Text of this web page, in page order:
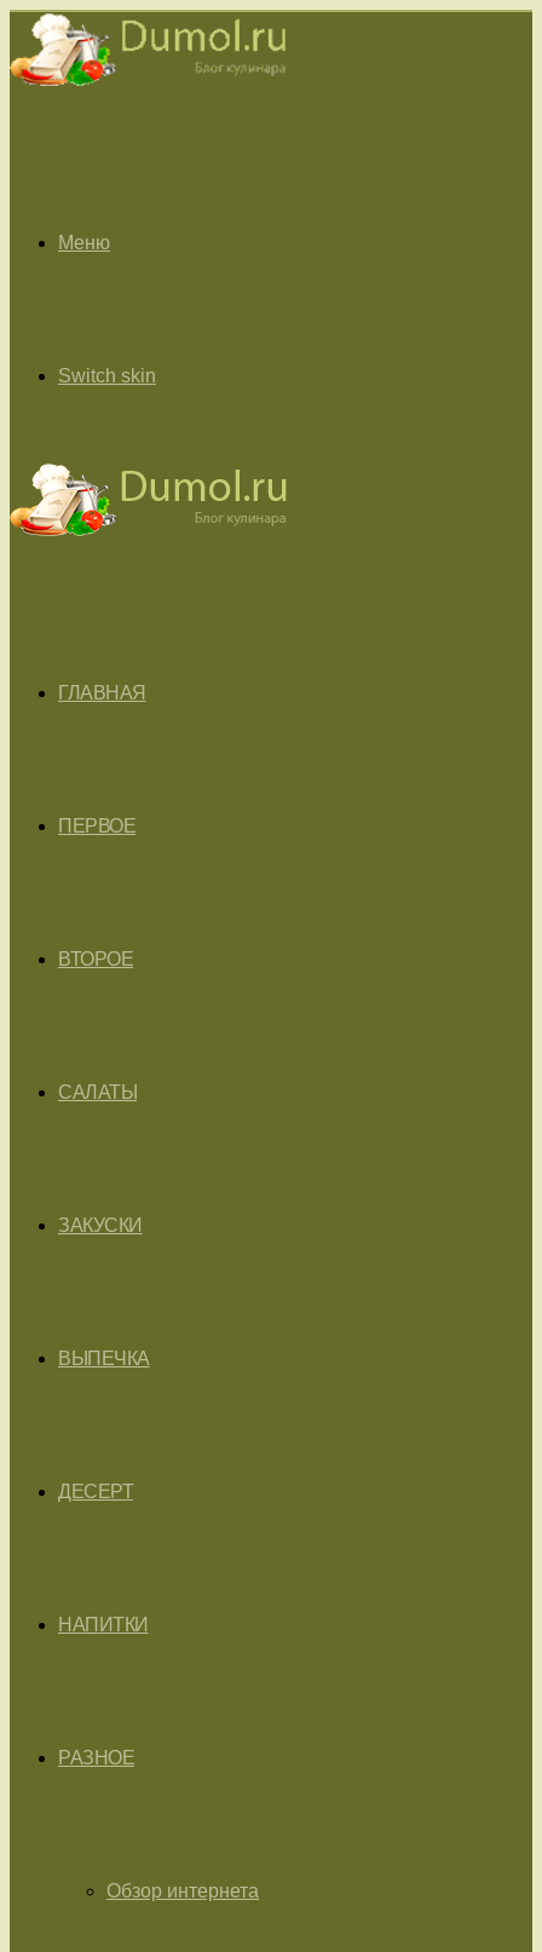
Меню
Switch skin
ГЛАВНАЯ
ПЕРВОЕ
ВТОРОЕ
САЛАТЫ
ЗАКУСКИ
ВЫПЕЧКА
ДЕСЕРТ
НАПИТКИ
РАЗНОЕ
Обзор интернета